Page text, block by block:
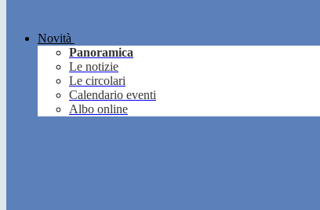
Novità
Panoramica
Le notizie
Le circolari
Calendario eventi
Albo online